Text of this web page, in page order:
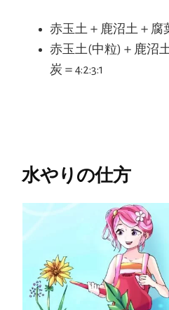
赤玉土＋鹿沼土＋腐
赤玉土(中粒)＋鹿沼
炭＝4:2:3:1
水やりの仕方